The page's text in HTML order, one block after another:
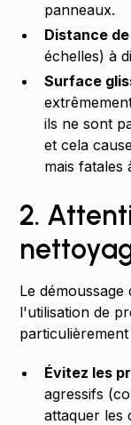
panneaux.
Distance
échelles) à
Surface
ils ne sont
et cela
mais fatales
2.
Le
l'utilisation de
particulièrement
Évitez les
agressifs
attaquer les